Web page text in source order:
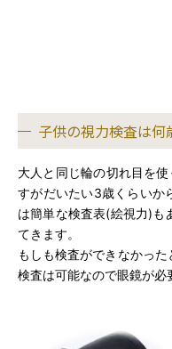
子供の視力検査は何
大人と同じ輪の切れ目を
すがだいたい3歳くらいか
は簡単な検査表(絵視力)も
てきます。
もしも検査ができなかっ
検査は可能なので眼鏡が必